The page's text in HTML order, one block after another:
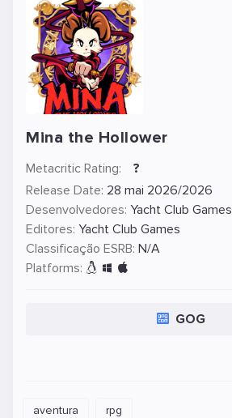
Mina the Hollower
Metacritic Rating:
?
Release Date: 28 mai 2026/2026
Desenvolvedores: Yacht Club Games
Editores: Yacht Club Games
Classificação ESRB: N/A
Platforms:
GOG
aventura rpg